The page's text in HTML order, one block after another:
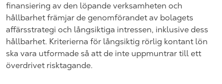
finansiering av den löpande verksamheten och
hållbarhet främjar de genomförandet av bolagets
affärsstrategi och långsiktiga intressen, inklusive dess
hållbarhet. Kriterierna för långsiktig rörlig kontant lön
ska vara utformade så att de inte uppmuntrar till ett
överdrivet risktagande.